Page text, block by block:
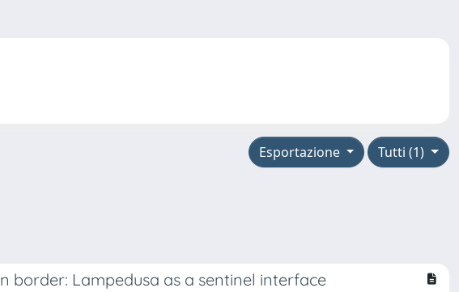
Tutti (1)
Esportazione
border: Lampedusa as a sentinel interface